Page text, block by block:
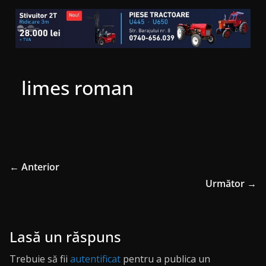
limes roman
← Anterior
Următor →
Lasă un răspuns
Trebuie să fii autentificat pentru a publica un